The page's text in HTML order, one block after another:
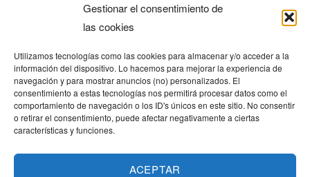
Gestionar el consentimiento de
las cookies
Utilizamos tecnologías como las cookies para almacenar y/o acceder a la
información del dispositivo. Lo hacemos para mejorar la experiencia de
navegación y para mostrar anuncios (no) personalizados. El
consentimiento a estas tecnologías nos permitirá procesar datos como el
comportamiento de navegación o los ID's únicos en este sitio. No consentir
o retirar el consentimiento, puede afectar negativamente a ciertas
características y funciones.
ACEPTAR